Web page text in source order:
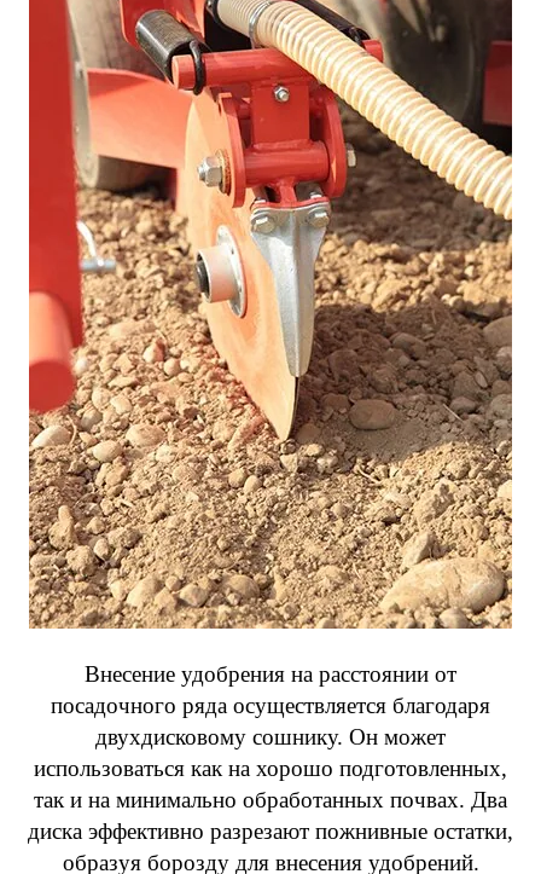
Внесение удобрения на расстоянии от
посадочного ряда осуществляется благодаря
двухдисковому сошнику. Он может
использоваться как на хорошо подготовленных,
так и на минимально обработанных почвах. Два
диска эффективно разрезают пожнивные остатки,
образуя борозду для внесения удобрений.